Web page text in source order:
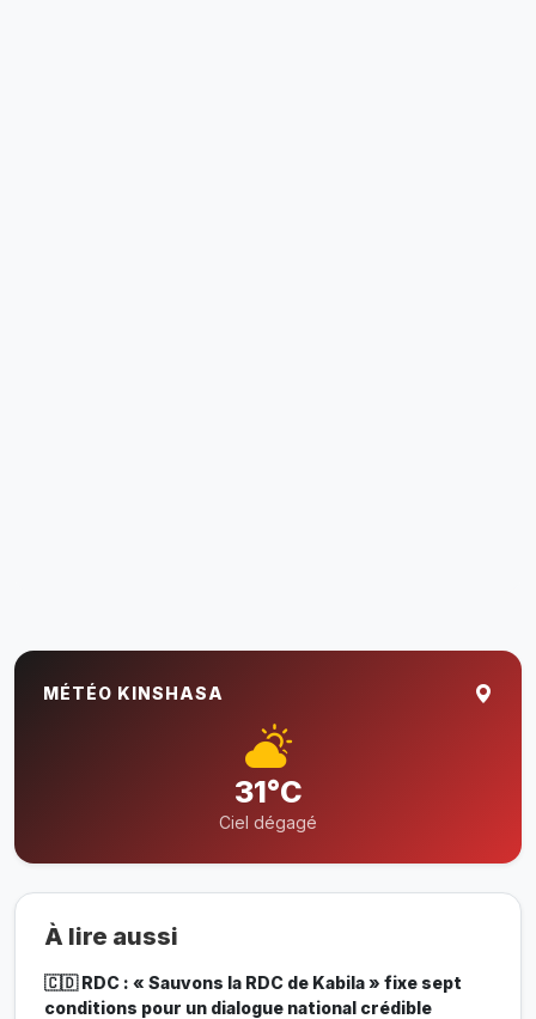
MÉTÉO KINSHASA
31°C
Ciel dégagé
À lire aussi
🇨🇩 RDC : « Sauvons la RDC de Kabila » fixe sept
conditions pour un dialogue national crédible